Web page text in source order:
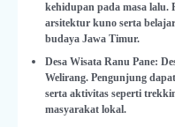
kehidupan pada masa lalu.
arsitektur kuno serta
budaya Jawa Timur.
Desa Wisata Ranu Pane:
Welirang. Pengunjung
serta aktivitas seperti
masyarakat lokal.